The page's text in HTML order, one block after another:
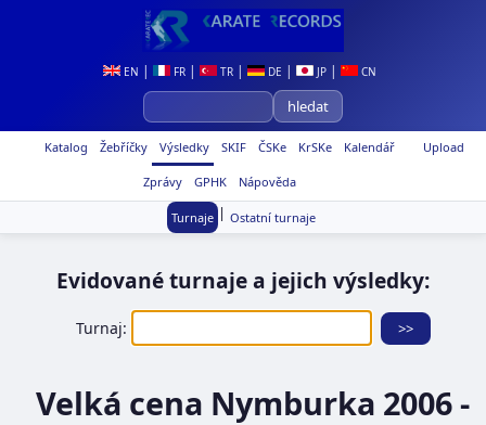
EN | FR | TR | DE | JP | CN
Upload
Katalog Žebříčky Výsledky SKIF ČSKe KrSKe Kalendář
Zprávy GPHK Nápověda
Turnaje | Ostatní turnaje
Evidované turnaje a jejich výsledky:
Turnaj:
Velká cena Nymburka 2006 -